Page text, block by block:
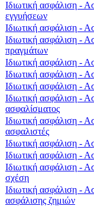
Ιδιωτική ασφάλιση -
εγγυήσεων
Ιδιωτική ασφάλιση -
Ιδιωτική ασφάλιση -
πραγμάτων
Ιδιωτική ασφάλιση -
Ιδιωτική ασφάλιση -
Ιδιωτική ασφάλιση -
Ιδιωτική ασφάλιση -
ασφαλίσματος
Ιδιωτική ασφάλιση -
ασφαλιστές
Ιδιωτική ασφάλιση -
Ιδιωτική ασφάλιση -
Ιδιωτική ασφάλιση -
σχέση
Ιδιωτική ασφάλιση -
ασφάλισης ζημιών